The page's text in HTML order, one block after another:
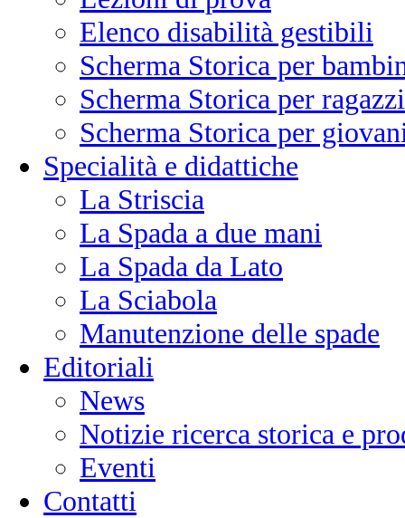
Elenco disabilità gestibili
Scherma Storica per
Scherma Storica per ragazzi
Scherma Storica per
Specialità e didattiche
La Striscia
La Spada a due mani
La Spada da Lato
La Sciabola
Manutenzione delle spade
Editoriali
News
Notizie ricerca storica e
Eventi
Contatti